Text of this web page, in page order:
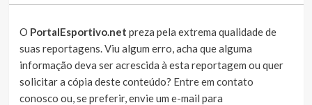
O PortalEsportivo.net preza pela extrema qualidade de
suas reportagens. Viu algum erro, acha que alguma
informação deva ser acrescida à esta reportagem ou quer
solicitar a cópia deste conteúdo? Entre em contato
conosco ou, se preferir, envie um e-mail para